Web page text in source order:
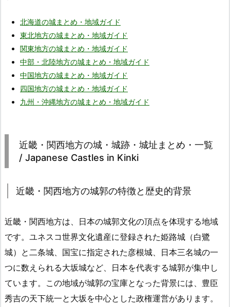
北海道の城まとめ・地域ガイド
東北地方の城まとめ・地域ガイド
関東地方の城まとめ・地域ガイド
中部・北陸地方の城まとめ・地域ガイド
中国地方の城まとめ・地域ガイド
四国地方の城まとめ・地域ガイド
九州・沖縄地方の城まとめ・地域ガイド
近畿・関西地方の城・城跡・城址まとめ・一覧
/ Japanese Castles in Kinki
近畿・関西地方の城郭の特徴と歴史的背景
近畿・関西地方は、日本の城郭文化の頂点を体現する地域
です。ユネスコ世界文化遺産に登録された姫路城（白鷺
城）と二条城、国宝に指定された彦根城、日本三名城の一
つに数えられる大坂城など、日本を代表する城郭が集中し
ています。この地域が城郭の宝庫となった背景には、豊臣
秀吉の天下統一と大坂を中心とした政権運営があります。